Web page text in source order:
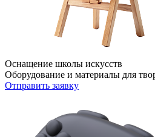
Оснащение школы искусств
Оборудование и материалы для
Отправить заявку